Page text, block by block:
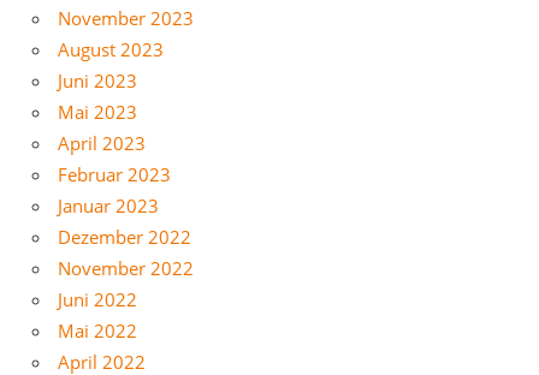
November 2023
August 2023
Juni 2023
Mai 2023
April 2023
Februar 2023
Januar 2023
Dezember 2022
November 2022
Juni 2022
Mai 2022
April 2022